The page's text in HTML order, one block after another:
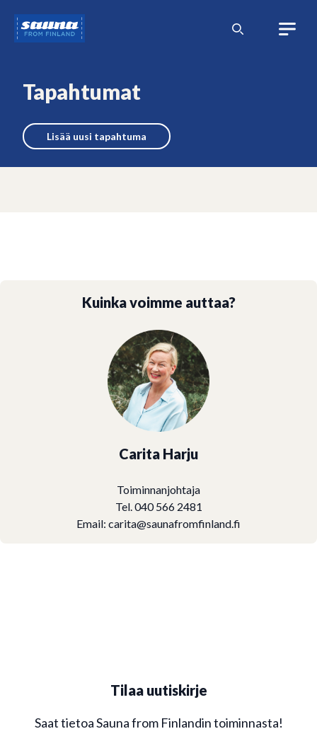
sisältöön
Sauna
from
Tapahtumat
Lisää uusi tapahtuma
Kuinka voimme auttaa?
Carita Harju
Toiminnanjohtaja
Tel. 040 566 2481
Email: carita@saunafromfinland.fi
Tilaa uutiskirje
Saat tietoa Sauna from Finlandin toiminnasta!